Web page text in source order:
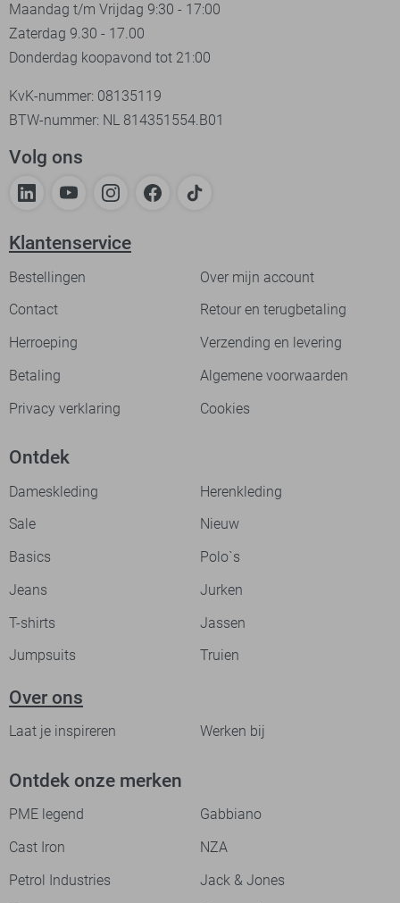
Maandag t/m Vrijdag 9:30 - 17:00
Zaterdag 9.30 - 17.00
Donderdag koopavond tot 21:00
KvK-nummer: 08135119
BTW-nummer: NL 814351554.B01
Volg ons
Klantenservice
Bestellingen
Over mijn account
Contact
Retour en terugbetaling
Herroeping
Verzending en levering
Betaling
Algemene voorwaarden
Privacy verklaring
Cookies
Ontdek
Dameskleding
Herenkleding
Sale
Nieuw
Basics
Polo`s
Jeans
Jurken
T-shirts
Jassen
Jumpsuits
Truien
Over ons
Laat je inspireren Werken bij
Ontdek onze merken
PME legend
Gabbiano
Cast Iron
NZA
Petrol Industries
Jack & Jones